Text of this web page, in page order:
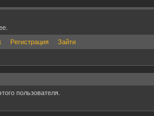
Регистрация Зайти
пользователя.